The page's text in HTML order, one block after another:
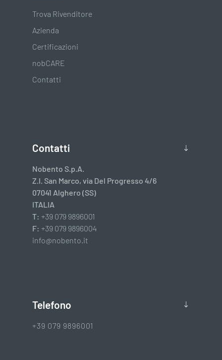
Trova Rivenditore
Azienda
Certificazioni
nobCARE
Contatti
Contatti
Nobento S.p.A.
Z.I. San Marco, via Del Progresso 4/6
07041 Alghero (SS)
ITALIA
T: +39 079 9896001
F: +39 079 9896004
info@nobento.it
Telefono
+39 079 9896001